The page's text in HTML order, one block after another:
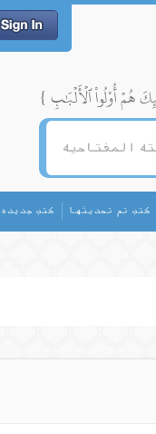
كتب جديده كتب تم تحديثها